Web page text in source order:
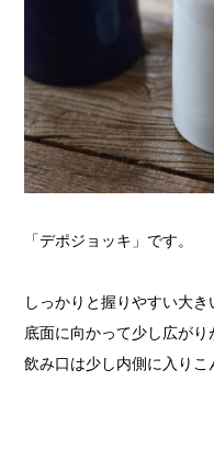
「デポジョッキ」です。
しっかりと握りやすい大き
底面に向かって少し広がり
飲み口は少し内側に入りこ